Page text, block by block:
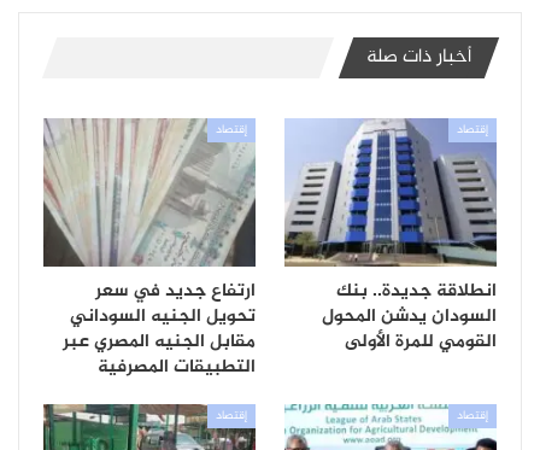
أخبار ذات صلة
إقتصاد
انطلاقة جديدة.. بنك
السودان يدشن المحول
القومي للمرة الأولى
إقتصاد
ارتفاع جديد في سعر
تحويل الجنيه السوداني
مقابل الجنيه المصري عبر
التطبيقات المصرفية
إقتصاد إقتصاد